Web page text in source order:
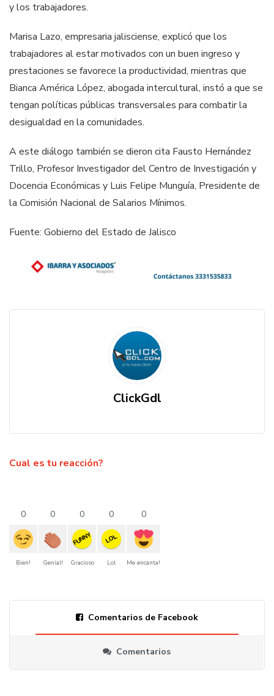
y los trabajadores.
Marisa Lazo, empresaria jalisciense, explicó que los
trabajadores al estar motivados con un buen ingreso y
prestaciones se favorece la productividad, mientras que
Bianca América López, abogada intercultural, instó a que se
tengan políticas públicas transversales para combatir la
desigualdad en la comunidades.
A este diálogo también se dieron cita Fausto Hernández
Trillo, Profesor Investigador del Centro de Investigación y
Docencia Económicas y Luis Felipe Munguía, Presidente de
la Comisión Nacional de Salarios Mínimos.
Fuente: Gobierno del Estado de Jalisco
ClickGdl
Cual es tu reacción?
0
Bien!
0
Genial!
0
FUNNY
Gracioso
0
LOL
Lol
0
Me encanta!
Comentarios de Facebook
Comentarios